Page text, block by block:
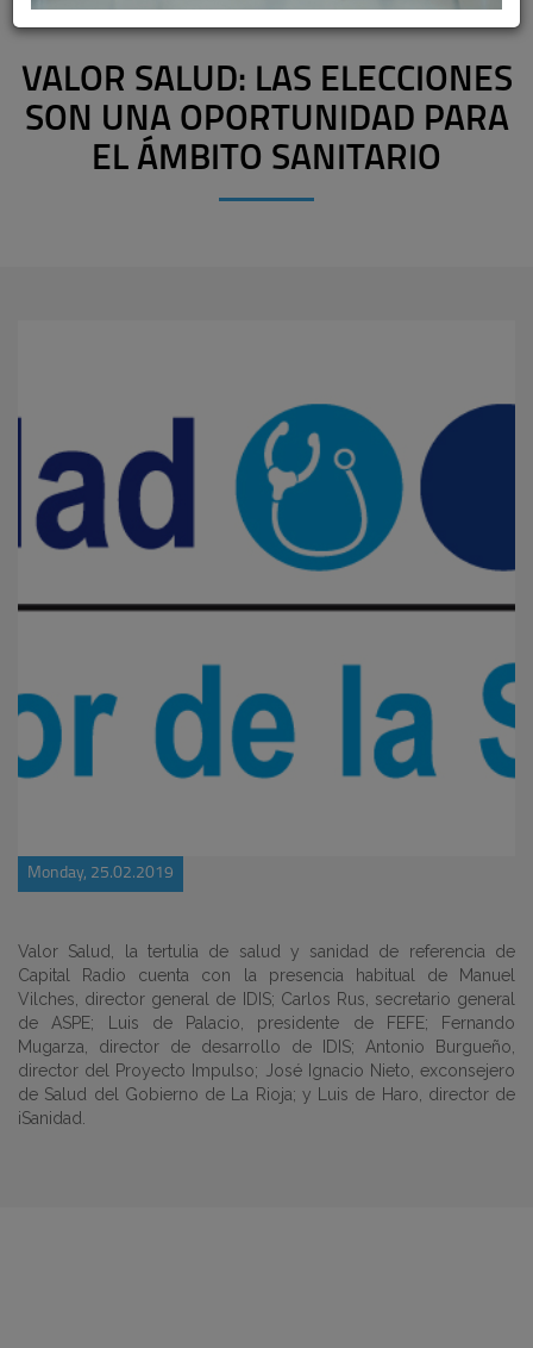
VALOR SALUD: LAS ELECCIONES
SON UNA OPORTUNIDAD PARA
EL ÁMBITO SANITARIO
Monday, 25.02.2019
Valor Salud, la tertulia de salud y sanidad de referencia de
Capital Radio cuenta con la presencia habitual de Manuel
Vilches, director general de IDIS; Carlos Rus, secretario general
de ASPE; Luis de Palacio, presidente de FEFE; Fernando
Mugarza, director de desarrollo de IDIS; Antonio Burgueño,
director del Proyecto Impulso; José Ignacio Nieto, exconsejero
de Salud del Gobierno de La Rioja; y Luis de Haro, director de
iSanidad.